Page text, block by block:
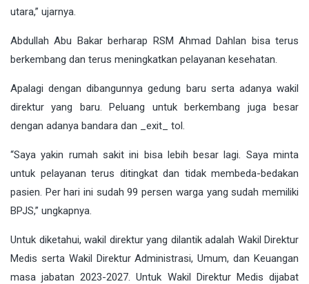
utara,” ujarnya.
Abdullah Abu Bakar berharap RSM Ahmad Dahlan bisa terus
berkembang dan terus meningkatkan pelayanan kesehatan.
Apalagi dengan dibangunnya gedung baru serta adanya wakil
direktur yang baru. Peluang untuk berkembang juga besar
dengan adanya bandara dan _exit_ tol.
“Saya yakin rumah sakit ini bisa lebih besar lagi. Saya minta
untuk pelayanan terus ditingkat dan tidak membeda-bedakan
pasien. Per hari ini sudah 99 persen warga yang sudah memiliki
BPJS,” ungkapnya.
Untuk diketahui, wakil direktur yang dilantik adalah Wakil Direktur
Medis serta Wakil Direktur Administrasi, Umum, dan Keuangan
masa jabatan 2023-2027. Untuk Wakil Direktur Medis dijabat